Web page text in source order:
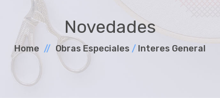
Novedades
Home Obras Especiales / Interes General